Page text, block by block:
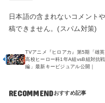
日本語の含まれないコメント
稿できません。(スパム対策)
TVアニメ『ヒロアカ』第5期「雄英
高校ヒーロー科1年A組vsB組対抗戦
編」最新キービジュアル公開｜
RECOMMEND